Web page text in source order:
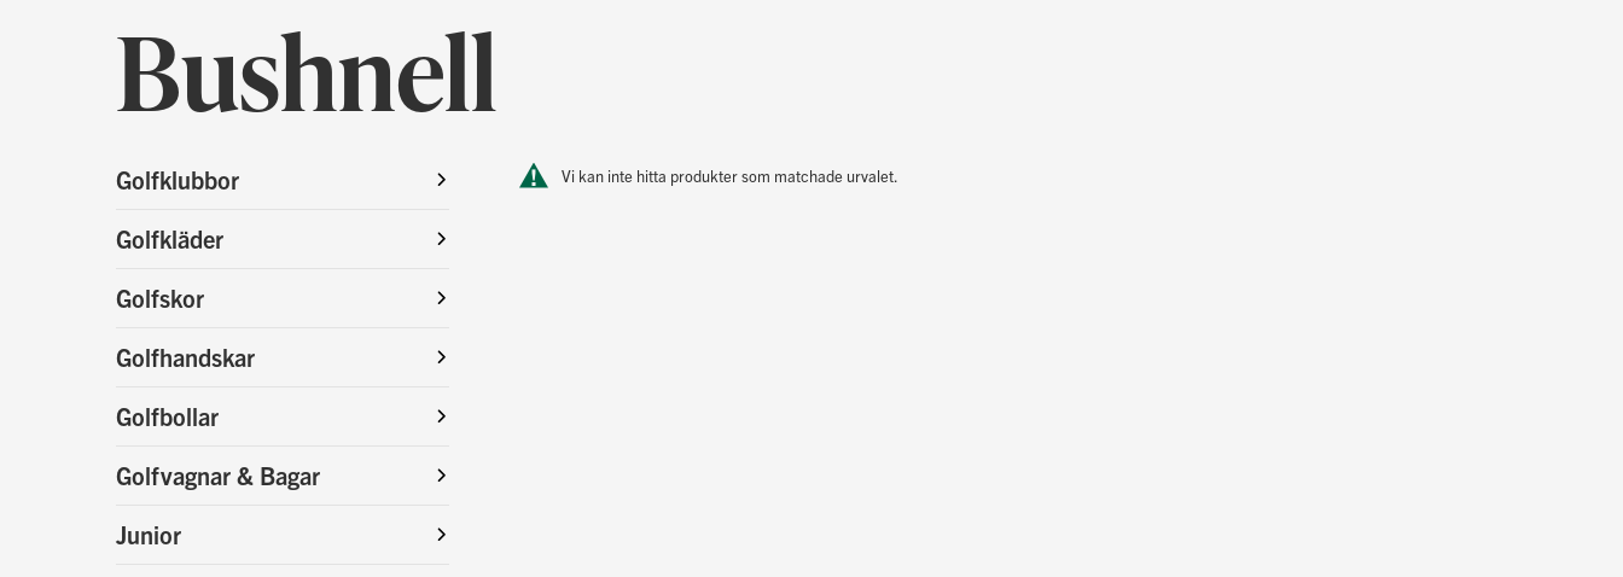
Bushnell
Vi kan inte hitta produkter som matchade urvalet.
Golfklubbor
Golfkläder
Golfskor
Golfhandskar
Golfbollar
Golfvagnar & Bagar
Junior